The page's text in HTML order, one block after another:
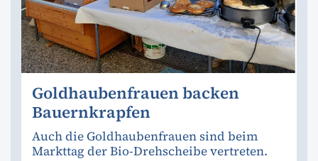
Goldhaubenfrauen backen
Bauernkrapfen
Auch die Goldhaubenfrauen sind beim
Markttag der Bio-Drehscheibe vertreten.